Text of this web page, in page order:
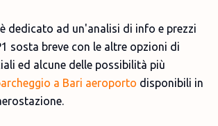
dedicato ad un'analisi di info e prezzi
sosta breve con le altre opzioni di
ed alcune delle possibilità più
a Bari aeroporto disponibili in